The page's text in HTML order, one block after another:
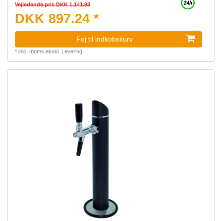
Vejledende pris DKK 1,141.93
DKK 897.24 *
Foj til indkobskurv
* inkl. moms ekskl. Levering